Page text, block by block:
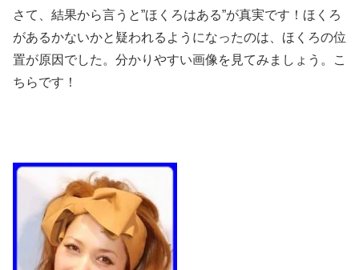
さて、結果から言うと”ほくろはある”が真実です！ほくろ
があるかないかと疑われるようになったのは、ほくろの位
置が原因でした。分かりやすい画像を見てみましょう。こ
ちらです！